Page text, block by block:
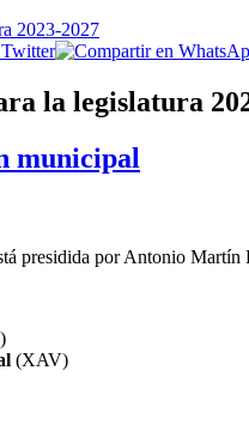
la legislatura
municipal
presidida por Antonio Martín
(XAV)